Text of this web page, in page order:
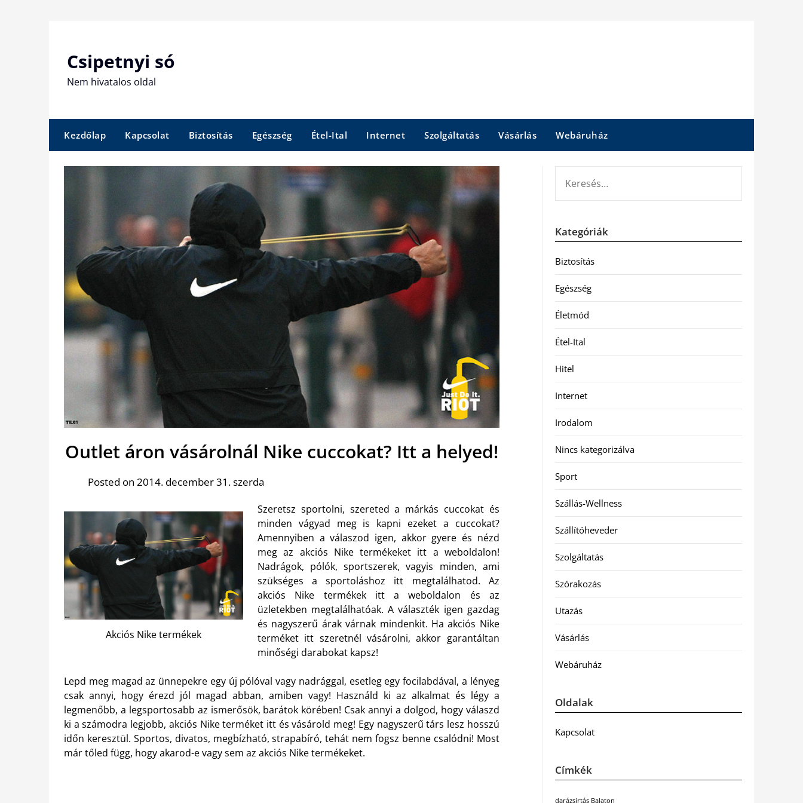
Csipetnyi só
Nem hivatalos oldal
Kezdőlap Kapcsolat Biztosítás Egészség Étel-Ital Internet Szolgáltatás Vásárlás Webáruház
Outlet áron vásárolnál Nike cuccokat? Itt a helyed!
Posted on 2014. december 31. szerda
Akciós Nike termékek
Szeretsz sportolni, szereted a márkás cuccokat és
minden vágyad meg is kapni ezeket a cuccokat?
Amennyiben a válaszod igen, akkor gyere és nézd
meg az akciós Nike termékeket itt a weboldalon!
Nadrágok, pólók, sportszerek, vagyis minden, ami
szükséges a sportoláshoz itt megtalálhatod. Az
akciós Nike termékek itt a weboldalon és az
üzletekben megtalálhatóak. A választék igen gazdag
és nagyszerű árak várnak mindenkit. Ha akciós Nike
terméket itt szeretnél vásárolni, akkor garantáltan
minőségi darabokat kapsz!
Lepd meg magad az ünnepekre egy új pólóval vagy nadrággal, esetleg egy focilabdával, a lényeg
csak annyi, hogy érezd jól magad abban, amiben vagy! Használd ki az alkalmat és légy a
legmenőbb, a legsportosabb az ismerősök, barátok körében! Csak annyi a dolgod, hogy válaszd
ki a számodra legjobb, akciós Nike terméket itt és vásárold meg! Egy nagyszerű társ lesz hosszú
időn keresztül. Sportos, divatos, megbízható, strapabíró, tehát nem fogsz benne csalódni! Most
már tőled függ, hogy akarod-e vagy sem az akciós Nike termékeket.
Kategóriák
Biztosítás
Egészség
Életmód
Étel-Ital
Hitel
Internet
Irodalom
Nincs kategorizálva
Sport
Szállás-Wellness
Szállítóheveder
Szolgáltatás
Szórakozás
Utazás
Vásárlás
Webáruház
Oldalak
Kapcsolat
Címkék
darázsirtás Balaton